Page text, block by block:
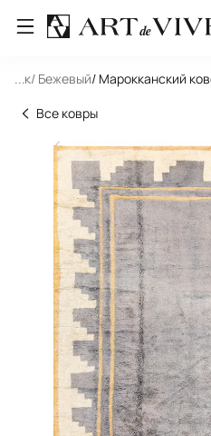
... / Бежевый/ Марокканский
Все ковры